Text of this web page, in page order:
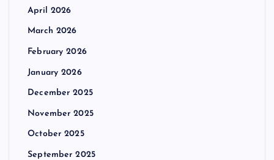
April 2026
March 2026
February 2026
January 2026
December 2025
November 2025
October 2025
September 2025